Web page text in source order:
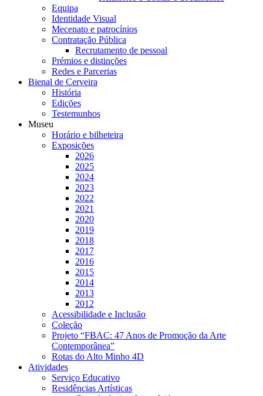
Equipa
Identidade Visual
Mecenato e patrocínios
Contratação Pública
Recrutamento de pessoal
Prémios e distinções
Redes e Parcerias
Bienal de Cerveira
História
Edições
Testemunhos
Museu
Horário e bilheteira
Exposições
2026
2025
2024
2023
2022
2021
2020
2019
2018
2017
2016
2015
2014
2013
2012
Acessibilidade e Inclusão
Coleção
Projeto “FBAC: 47 Anos de Promoção da Arte
Contemporânea”
Rotas do Alto Minho 4D
Atividades
Serviço Educativo
Residências Artísticas